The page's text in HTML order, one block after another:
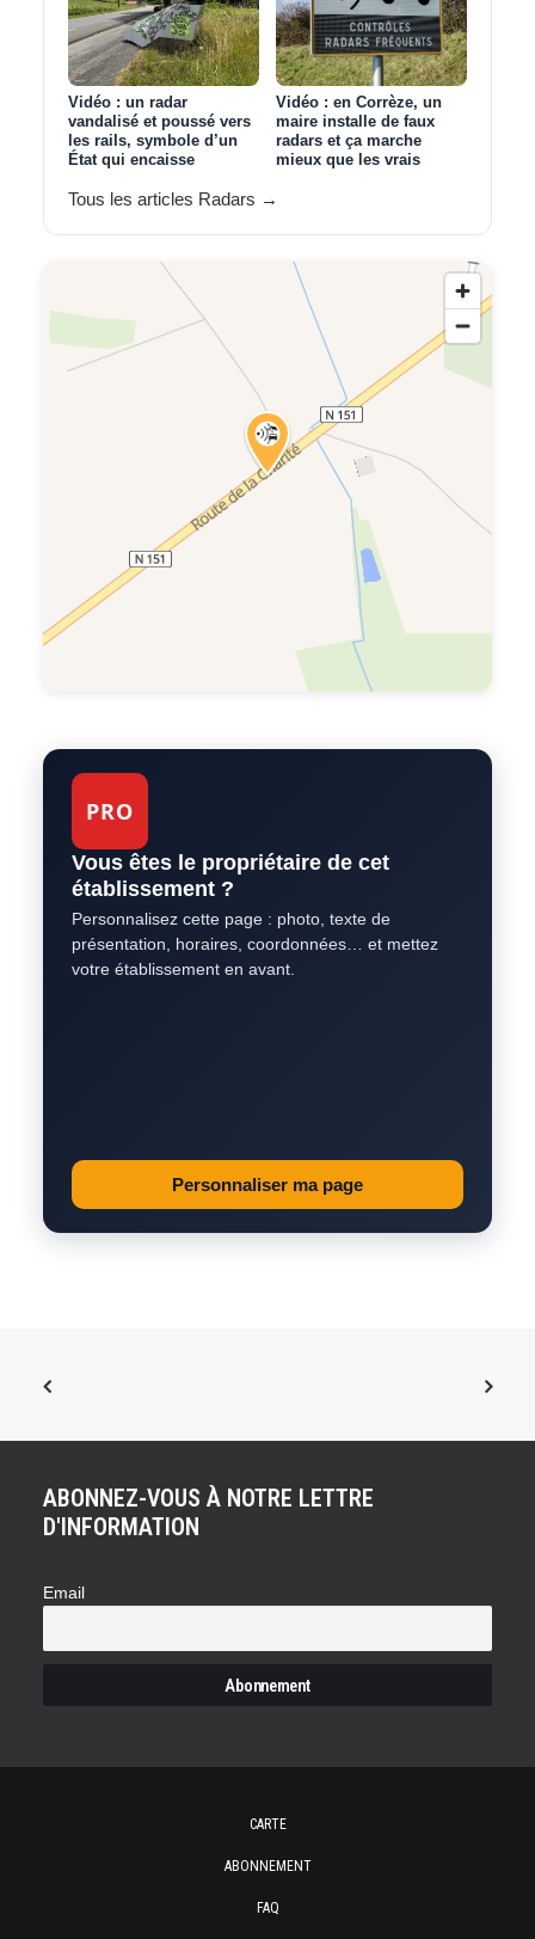
Vidéo : un radar
vandalisé et poussé vers
les rails, symbole d’un
État qui encaisse
Vidéo : en Corrèze, un
maire installe de faux
radars et ça marche
mieux que les vrais
Tous les articles Radars →
PRO
Vous êtes le propriétaire de cet
établissement ?
Personnalisez cette page : photo, texte de
présentation, horaires, coordonnées… et mettez
votre établissement en avant.
Personnaliser ma page
ABONNEZ-VOUS À NOTRE LETTRE
D'INFORMATION
Email
CARTE
ABONNEMENT
FAQ